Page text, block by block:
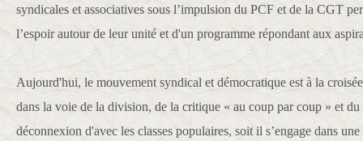
syndicales et associatives sous l’impulsion du PCF et de la CGT
l’espoir autour de leur unité et d'un programme répondant aux
Aujourd'hui, le mouvement syndical et démocratique est à la
dans la voie de la division, de la critique « au coup par coup » et du
déconnexion d'avec les classes populaires, soit il s’engage dans